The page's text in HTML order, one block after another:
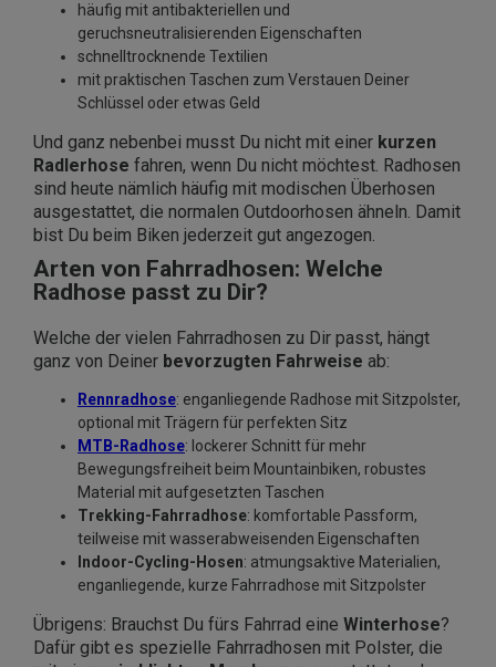
häufig mit antibakteriellen und
geruchsneutralisierenden Eigenschaften
schnelltrocknende Textilien
mit praktischen Taschen zum Verstauen Deiner
Schlüssel oder etwas Geld
Und ganz nebenbei musst Du nicht mit einer kurzen
Radlerhose fahren, wenn Du nicht möchtest. Radhosen
sind heute nämlich häufig mit modischen Überhosen
ausgestattet, die normalen Outdoorhosen ähneln. Damit
bist Du beim Biken jederzeit gut angezogen.
Arten von Fahrradhosen: Welche
Radhose passt zu Dir?
Welche der vielen Fahrradhosen zu Dir passt, hängt
ganz von Deiner bevorzugten Fahrweise ab:
Rennradhose: enganliegende Radhose mit Sitzpolster,
optional mit Trägern für perfekten Sitz
MTB-Radhose: lockerer Schnitt für mehr
Bewegungsfreiheit beim Mountainbiken, robustes
Material mit aufgesetzten Taschen
Trekking-Fahrradhose: komfortable Passform,
teilweise mit wasserabweisenden Eigenschaften
Indoor-Cycling-Hosen: atmungsaktive Materialien,
enganliegende, kurze Fahrradhose mit Sitzpolster
Übrigens: Brauchst Du fürs Fahrrad eine Winterhose?
Dafür gibt es spezielle Fahrradhosen mit Polster, die